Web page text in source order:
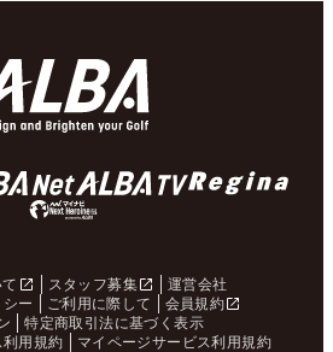
スタッフ募集
運営会社
ー
ご利用に際して
会員規約
特定商取引法に基づく表示
用規約
マイページサービス利用規約